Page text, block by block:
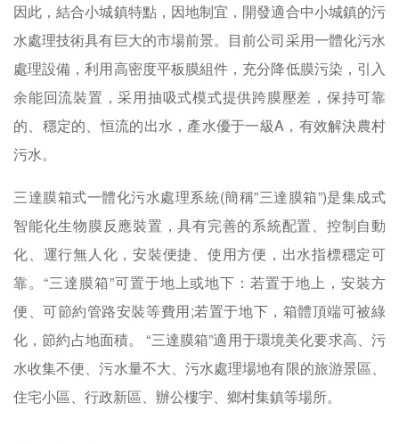
因此，結合小城鎮特點，因地制宜，開發適合中小城鎮的污
水處理技術具有巨大的市場前景。目前公司采用一體化污水
處理設備，利用高密度平板膜組件，充分降低膜污染，引入
余能回流裝置，采用抽吸式模式提供跨膜壓差，保持可靠
的、穩定的、恒流的出水，產水優于一級A，有效解決農村
污水。
三達膜箱式一體化污水處理系統(簡稱”三達膜箱”)是集成式
智能化生物膜反應裝置，具有完善的系統配置、控制自動
化、運行無人化，安裝便捷、使用方便，出水指標穩定可
靠。“三達膜箱”可置于地上或地下：若置于地上，安裝方
便、可節約管路安裝等費用;若置于地下，箱體頂端可被綠
化，節約占地面積。 “三達膜箱”適用于環境美化要求高、污
水收集不便、污水量不大、污水處理場地有限的旅游景區、
住宅小區、行政新區、辦公樓宇、鄉村集鎮等場所。